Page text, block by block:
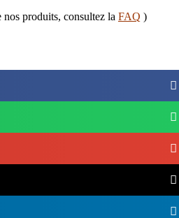
nos produits, consultez la FAQ )